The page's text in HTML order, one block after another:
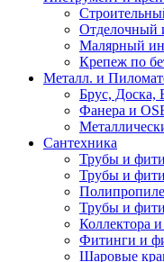
Отделочный
Малярный
Крепеж по
Металл. и
Брус, Доска,
Фанера и
Сантехника
Трубы и
Трубы и
Трубы и
Коллектора
Фитинги и
Шаровые